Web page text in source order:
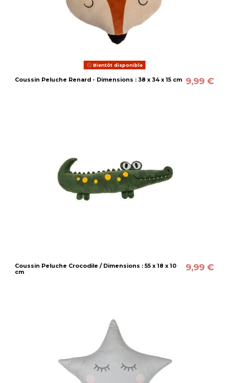
Bientôt disponible
Coussin Peluche Renard - Dimensions : 38 x 34 x 15 cm 9,99 €
Coussin Peluche Crocodile / Dimensions : 55 x 18 x 10
cm
9,99 €